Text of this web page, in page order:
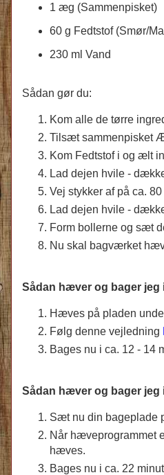
1 æg (Sammenpisket)
60 g Fedtstof (Smør/
230 ml Vand
Sådan gør du:
Kom alle de tørre
Tilsæt sammenpisket
Kom Fedtstof i og ælt
Lad dejen hvile -
Vej stykker af på ca. 80
Lad dejen hvile -
Form bollerne og sæt
Nu skal bagværket
Sådan hæver og bager jeg
Hæves på pladen
Følg denne vejledning
Bages nu i ca. 12 - 14
Sådan hæver og bager jeg
Sæt nu din bageplade
Når hæveprogrammet
hæves.
Bages nu i ca. 22